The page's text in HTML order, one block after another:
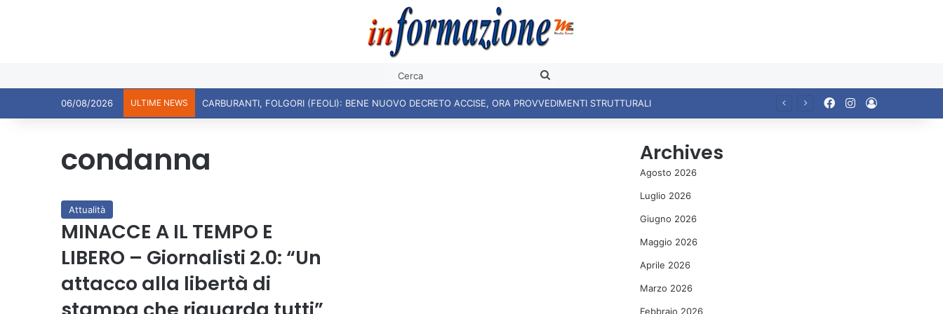
06/08/2026 ULTIME NEWS CARBURANTI, FOLGORI (FEOLI): BENE NUOVO DECRETO ACCISE, ORA PROVVEDIMENTI STRUTTURALI FacebookInstagram
condanna
Attualità
MINACCE A IL TEMPO E
LIBERO – Giornalisti 2.0: “Un
attacco alla libertà di
Archives
Agosto 2026
Luglio 2026
Giugno 2026
Maggio 2026
Aprile 2026
Marzo 2026
Febbraio 2026